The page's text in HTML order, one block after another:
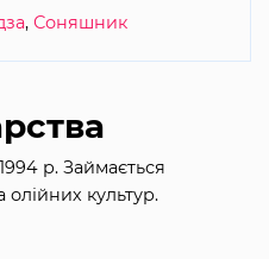
, Соняшник
р. Займається
культур.